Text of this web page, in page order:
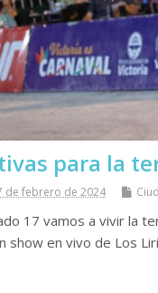
para la
de febrero de 2024
17 vamos a vivir la
show en vivo de Los